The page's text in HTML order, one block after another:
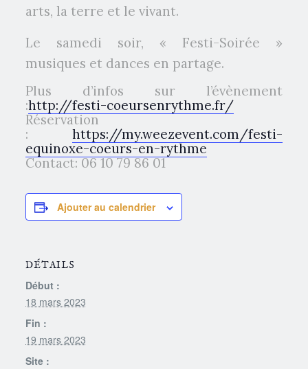
arts, la terre et le vivant.
Le samedi soir, « Festi-Soirée »
musiques et dances en partage.
Plus d’infos sur l’évènement
:http://festi-coeursenrythme.fr/
Réservation
:https://my.weezevent.com/festi-
equinoxe-coeurs-en-rythme
Contact: 06 10 79 86 01
Ajouter au calendrier
DÉTAILS
Début :
18 mars 2023
Fin :
19 mars 2023
Site :